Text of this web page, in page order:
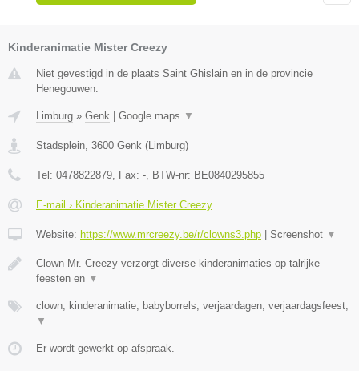
Kinderanimatie Mister Creezy
Niet gevestigd in de plaats Saint Ghislain en in de provincie
Henegouwen.
Limburg » Genk Google maps ▼
Stadsplein, 3600 Genk (Limburg)
Tel: 0478822879, Fax: -, BTW-nr: BE0840295855
E-mail › Kinderanimatie Mister Creezy
Website: https://www.mrcreezy.be/r/clowns3.php Screenshot ▼
Clown Mr. Creezy verzorgt diverse kinderanimaties op talrijke
feesten en ▼
clown, kinderanimatie, babyborrels, verjaardagen, verjaardagsfeest,
▼
Er wordt gewerkt op afspraak.